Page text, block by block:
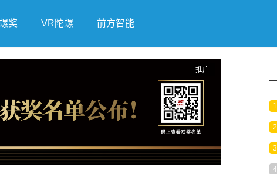
云游戏
奖 VR陀螺 前方智能
推广
1
2
3
4